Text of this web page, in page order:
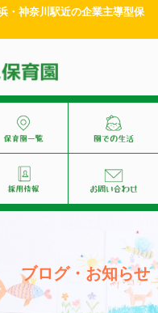
・神奈川駅近の企業主導型保
ブログ・お知らせ